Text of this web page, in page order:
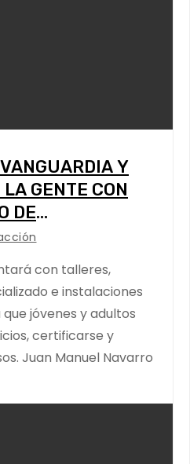
Y
GENTE CON
DE
MUÑIZ
con talleres,
e instalaciones
jóvenes y adultos
certificarse y
Juan Manuel Navarro